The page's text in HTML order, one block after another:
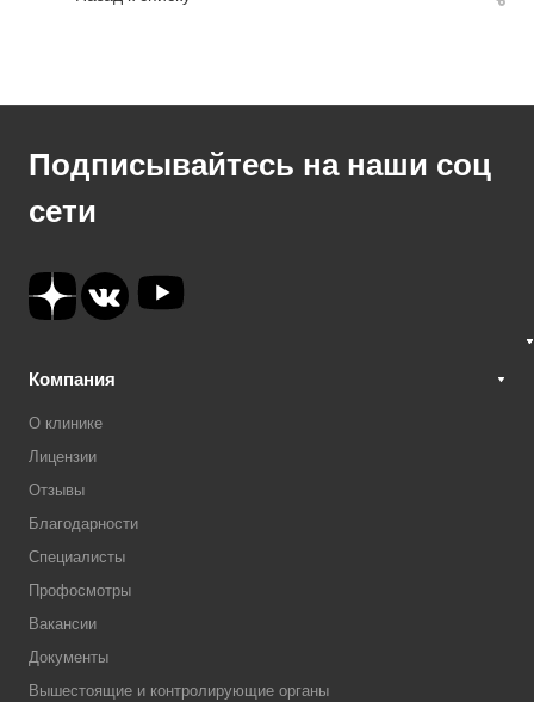
Подписывайтесь на наши соц
сети
Компания
О клинике
Лицензии
Отзывы
Благодарности
Специалисты
Профосмотры
Вакансии
Документы
Вышестоящие и контролирующие органы